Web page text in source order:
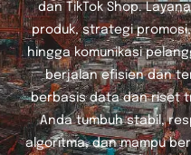
dan TikTok Shop.
produk, strategi
hingga komunikasi
berjalan efisien dan
berbasis data dan riset
Anda tumbuh stabil,
algoritma, dan mampu